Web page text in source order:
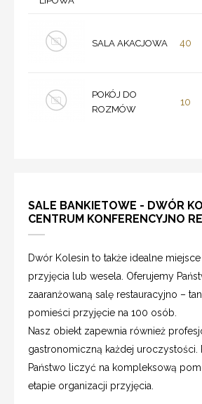
SALA AKACJOWA 40
POKÓJ DO
ROZMÓW
10
SALE BANKIETOWE - DWÓR
CENTRUM KONFERENCYJNO
Dwór Kolesin to także idealne
przyjęcia lub wesela. Oferujemy
zaaranżowaną salę restauracyjno –
pomieści przyjęcie na 100 osób.
Nasz obiekt zapewnia również
gastronomiczną każdej uroczystości.
Państwo liczyć na kompleksową
etapie organizacji przyjęcia.